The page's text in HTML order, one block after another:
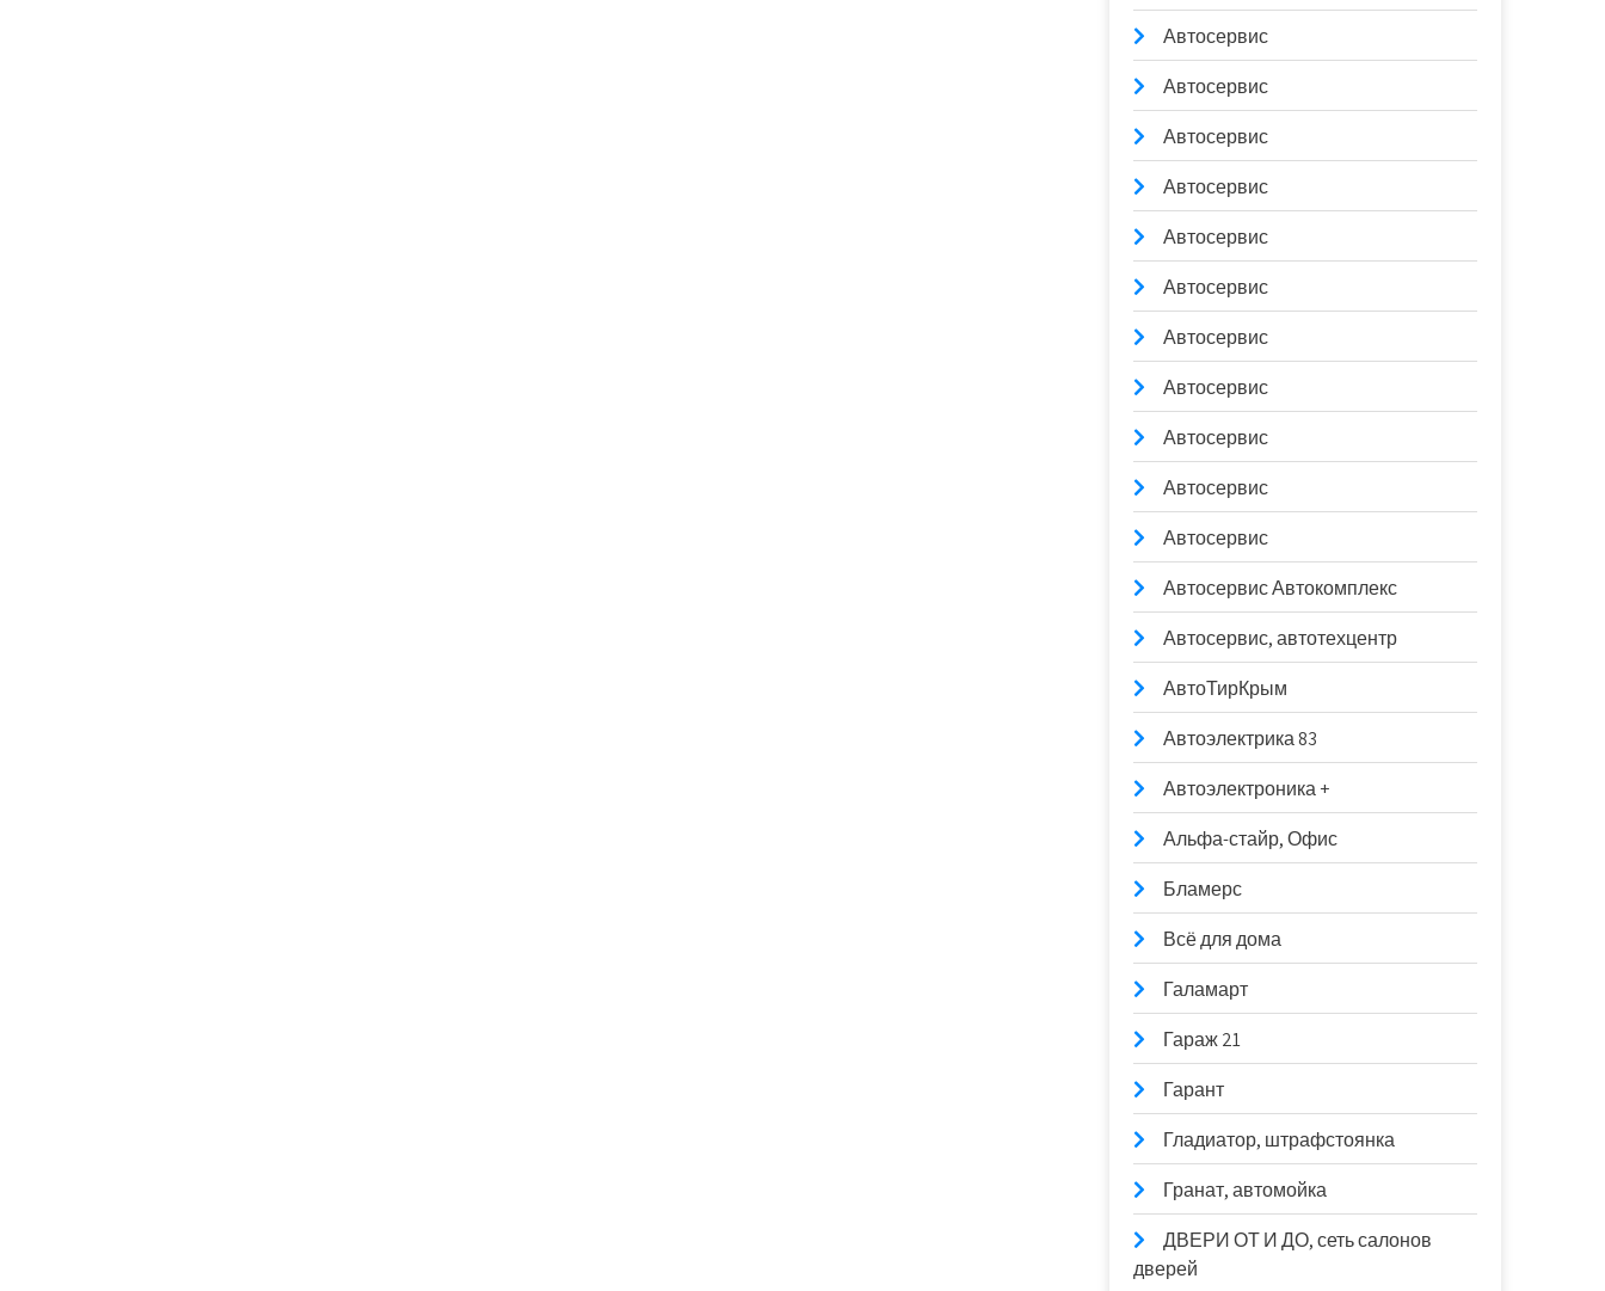
Автосервис
Автосервис
Автосервис
Автосервис
Автосервис
Автосервис
Автосервис
Автосервис
Автосервис
Автосервис
Автосервис
Автосервис Автокомплекс
Автосервис, автотехцентр
АвтоТирКрым
Автоэлектрика 83
Автоэлектроника +
Альфа-стайр, Офис
Бламерс
Всё для дома
Галамарт
Гараж 21
Гарант
Гладиатор, штрафстоянка
Гранат, автомойка
ДВЕРИ ОТ И ДО, сеть салонов
дверей